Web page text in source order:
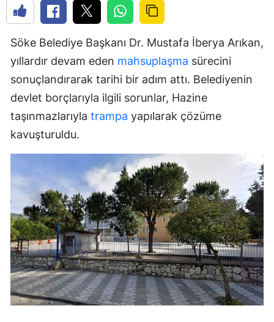
Söke Belediye Başkanı Dr. Mustafa İberya Arıkan,
yıllardır devam eden mahsuplaşma sürecini
sonuçlandırarak tarihi bir adım attı. Belediyenin
devlet borçlarıyla ilgili sorunlar, Hazine
taşınmazlarıyla trampa yapılarak çözüme
kavuşturuldu.